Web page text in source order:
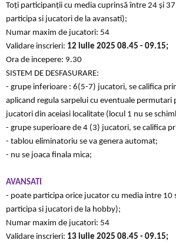
Toți participanții cu media cuprinsă între 24 și
participa si jucatori de la avansati);
Numar maxim de jucatori: 54
Validare inscrieri: 12 iulie 2025 08.45 - 09.15;
Ora de incepere: 9.30
SISTEM DE DESFASURARE:
- grupe inferioare : 6(5-7) jucatori, se califica
aplicand regula sarpelui cu eventuale
jucatori din aceiasi localitate (locul 1 nu se
- grupe superioare de 4 (3) jucatori, se califica
- tablou eliminatoriu se va genera automat;
- nu se joaca finala mica;
AVANSATI
- poate participa orice jucator cu media intre 10
participa si jucatori de la hobby);
Numar maxim de jucatori: 54
Validare inscrieri: 13 iulie 2025 08.45 - 09.15;